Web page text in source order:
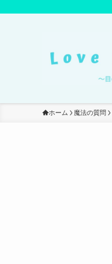
ホーム 魔法の質問